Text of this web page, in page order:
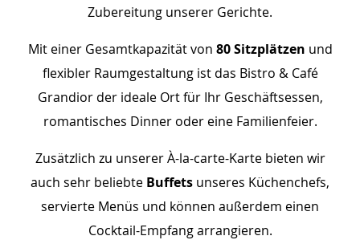
Zubereitung unserer Gerichte.
Mit einer Gesamtkapazität von 80 Sitzplätzen und
flexibler Raumgestaltung ist das Bistro & Café
Grandior der ideale Ort für Ihr Geschäftsessen,
romantisches Dinner oder eine Familienfeier.
Zusätzlich zu unserer À-la-carte-Karte bieten wir
auch sehr beliebte Buffets unseres Küchenchefs,
servierte Menüs und können außerdem einen
Cocktail-Empfang arrangieren.